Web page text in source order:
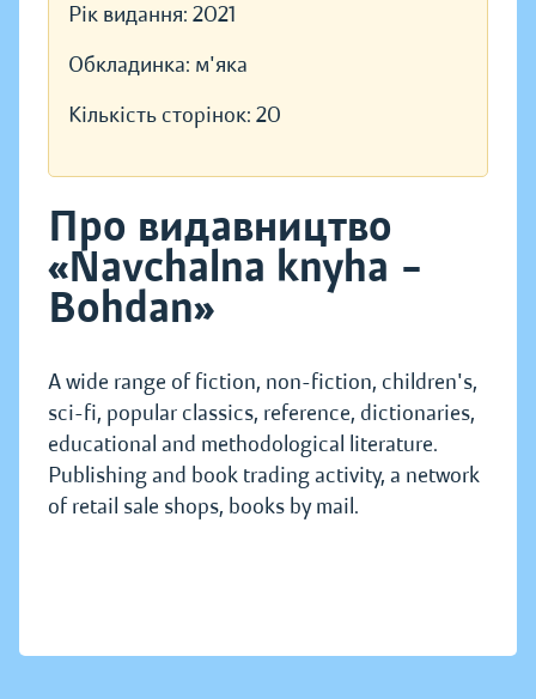
Рік видання: 2021
Обкладинка: м'яка
Кількість сторінок: 20
Про видавництво
«Navchalna knyha –
Bohdan»
A wide range of fiction, non-fiction, children's,
sci-fi, popular classics, reference, dictionaries,
educational and methodological literature.
Publishing and book trading activity, a network
of retail sale shops, books by mail.